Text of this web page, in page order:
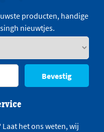
producten, handige
nieuwtjes.
Bevestig
het ons weten, wij